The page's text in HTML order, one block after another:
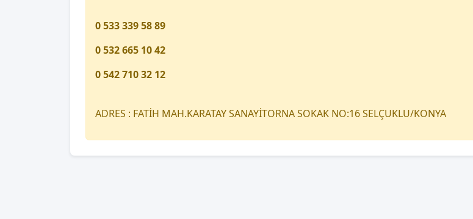
0 533 339 58 89
0 532 665 10 42
0 542 710 32 12
ADRES : FATİH MAH.KARATAY SANAYİTORNA SOKAK NO:16 SELÇUKLU/KONYA